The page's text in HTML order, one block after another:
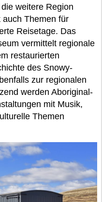
weitere Region
Themen für
Reisetage. Das
vermittelt regionale
restaurierten
des Snowy-
zur regionalen
werden Aboriginal-
mit Musik,
Themen